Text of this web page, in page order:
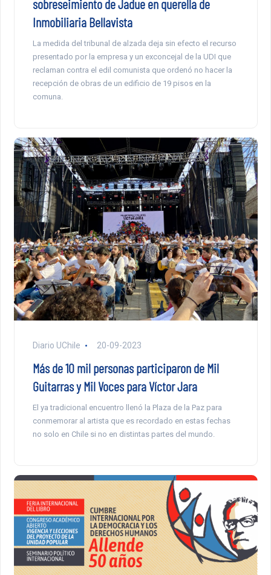
sobreseimiento de Jadue en querella de
Inmobiliaria Bellavista
La medida del tribunal de alzada deja sin efecto el recurso
presentado por la empresa y un exconcejal de la UDI que
reclaman contra el edil comunista que ordenó no hacer la
recepción de obras de un edificio de 19 pisos en la
comuna.
Diario UChile 20-09-2023
Más de 10 mil personas participaron de Mil
Guitarras y Mil Voces para Víctor Jara
El ya tradicional encuentro llenó la Plaza de la Paz para
conmemorar al artista que es recordado en estas fechas
no solo en Chile si no en distintas partes del mundo.